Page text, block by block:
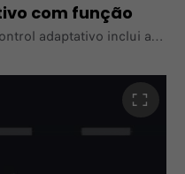
com função
adaptativo inclui a
caso o tráfego
o tráfego retomar.